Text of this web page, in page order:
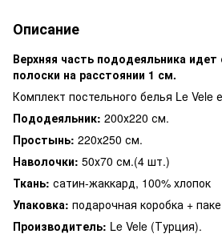
Описание
Верхняя часть пододеяльника
полоски на расстоянии 1 см.
Комплект постельного белья Le Vele
Пододеяльник: 200х220 см.
Простынь: 220х250 см.
Наволочки: 50х70 см.(4 шт.)
Ткань: сатин-жаккард, 100% хлопок
Упаковка: подарочная коробка +
Производитель: Le Vele (Турция).